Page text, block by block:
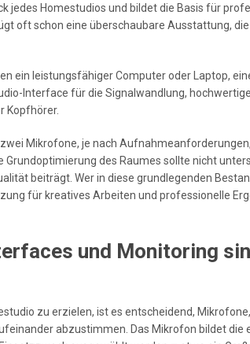
jedes Homestudios und bildet die Basis für
oft schon eine überschaubare Ausstattung,
ein leistungsfähiger Computer oder Laptop,
Interface für die Signalwandlung, hochwertige
Kopfhörer.
Mikrofone, je nach
Grundoptimierung des Raumes sollte nicht
beiträgt. Wer in diese grundlegenden
für kreatives Arbeiten und professionelle
und Monitoring
zu erzielen, ist es entscheidend,
abzustimmen. Das Mikrofon bildet die